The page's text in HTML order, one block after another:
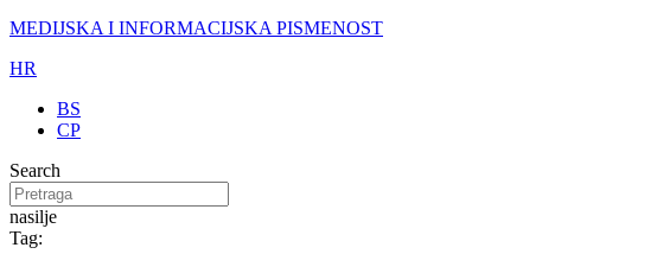
MEDIJSKA I INFORMACIJSKA PISMENOST
HR
BS
CP
Search
nasilje
Tag: